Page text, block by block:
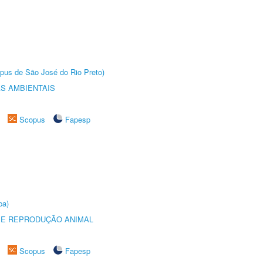
de São José do Rio Preto)
AMBIENTAIS
Scopus
Fapesp
REPRODUÇÃO ANIMAL
Scopus
Fapesp